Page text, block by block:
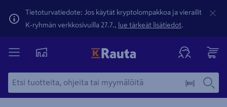
Tietoturvatiedote: Jos käytät kryptolompakkoa ja vierailit
K-ryhmän verkkosivuilla 27.7., lue tärkeät lisätiedot.